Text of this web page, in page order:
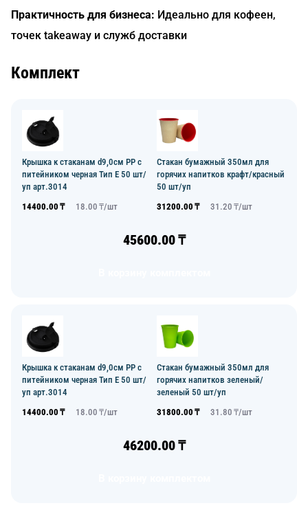
Практичность для бизнеса: Идеально для кофеен,
точек takeaway и служб доставки
Комплект
Крышка к стаканам d9,0см PP с
питейником черная Тип Е 50 шт/
уп арт.3014
14400.00 ₸ 18.00 ₸/шт
Стакан бумажный 350мл для
горячих напитков крафт/красный
50 шт/уп
31200.00 ₸ 31.20 ₸/шт
45600.00₸
Крышка к стаканам d9,0см PP с
питейником черная Тип Е 50 шт/
уп арт.3014
14400.00 ₸ 18.00 ₸/шт
Стакан бумажный 350мл для
горячих напитков зеленый/
зеленый 50 шт/уп
31800.00 ₸ 31.80 ₸/шт
46200.00₸